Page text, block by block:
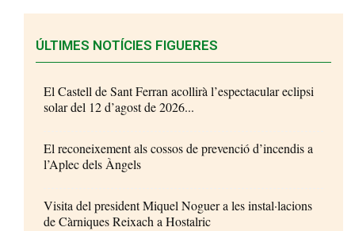
ÚLTIMES NOTÍCIES FIGUERES
El Castell de Sant Ferran acollirà l’espectacular eclipsi
solar del 12 d’agost de 2026...
El reconeixement als cossos de prevenció d’incendis a
l’Aplec dels Àngels
Visita del president Miquel Noguer a les instal·lacions
de Càrniques Reixach a Hostalric